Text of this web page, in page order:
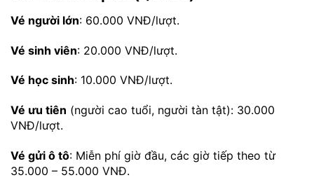
Vé người lớn: 60.000 VNĐ/lượt.
Vé sinh viên: 20.000 VNĐ/lượt.
Vé học sinh: 10.000 VNĐ/lượt.
Vé ưu tiên (người cao tuổi, người tàn tật): 30.000
VNĐ/lượt.
Vé gửi ô tô: Miễn phí giờ đầu, các giờ tiếp theo từ
35.000 – 55.000 VNĐ.